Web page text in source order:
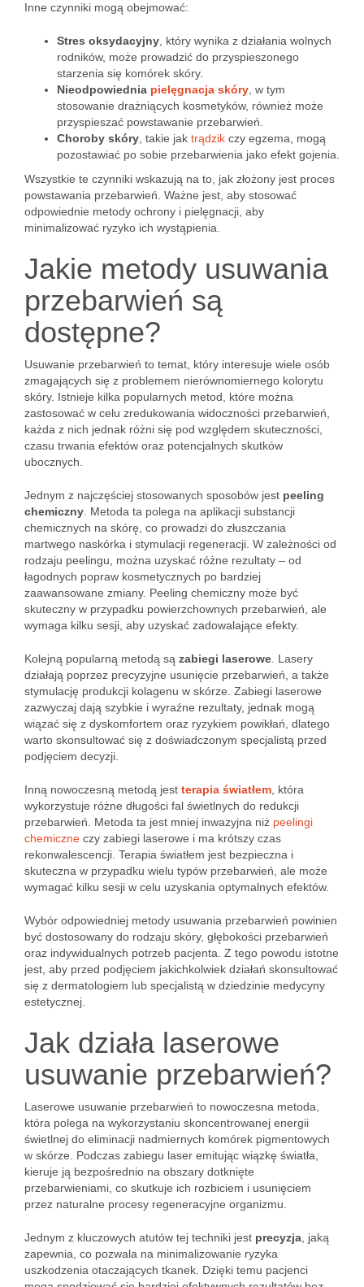
Inne czynniki mogą obejmować:
Stres oksydacyjny , który wynika z działania wolnych
rodników, może prowadzić do przyspieszonego
starzenia się komórek skóry.
Nieodpowiednia pielęgnacja skóry , w tym
stosowanie drażniących kosmetyków, również może
przyspieszać powstawanie przebarwień.
Choroby skóry , takie jak trądzik czy egzema, mogą
pozostawiać po sobie przebarwienia jako efekt gojenia.
Wszystkie te czynniki wskazują na to, jak złożony jest proces
powstawania przebarwień. Ważne jest, aby stosować
odpowiednie metody ochrony i pielęgnacji, aby
minimalizować ryzyko ich wystąpienia.
Jakie metody usuwania
przebarwień są
dostępne?
Usuwanie przebarwień to temat, który interesuje wiele osób
zmagających się z problemem nierównomiernego kolorytu
skóry. Istnieje kilka popularnych metod, które można
zastosować w celu zredukowania widoczności przebarwień,
każda z nich jednak różni się pod względem skuteczności,
czasu trwania efektów oraz potencjalnych skutków
ubocznych.
Jednym z najczęściej stosowanych sposobów jest peeling
chemiczny . Metoda ta polega na aplikacji substancji
chemicznych na skórę, co prowadzi do złuszczania
martwego naskórka i stymulacji regeneracji. W zależności od
rodzaju peelingu, można uzyskać różne rezultaty – od
łagodnych popraw kosmetycznych po bardziej
zaawansowane zmiany. Peeling chemiczny może być
skuteczny w przypadku powierzchownych przebarwień, ale
wymaga kilku sesji, aby uzyskać zadowalające efekty.
Kolejną popularną metodą są zabiegi laserowe . Lasery
działają poprzez precyzyjne usunięcie przebarwień, a także
stymulację produkcji kolagenu w skórze. Zabiegi laserowe
zazwyczaj dają szybkie i wyraźne rezultaty, jednak mogą
wiązać się z dyskomfortem oraz ryzykiem powikłań, dlatego
warto skonsultować się z doświadczonym specjalistą przed
podjęciem decyzji.
Inną nowoczesną metodą jest terapia światłem , która
wykorzystuje różne długości fal świetlnych do redukcji
przebarwień. Metoda ta jest mniej inwazyjna niż peelingi
chemiczne czy zabiegi laserowe i ma krótszy czas
rekonwalescencji. Terapia światłem jest bezpieczna i
skuteczna w przypadku wielu typów przebarwień, ale może
wymagać kilku sesji w celu uzyskania optymalnych efektów.
Wybór odpowiedniej metody usuwania przebarwień powinien
być dostosowany do rodzaju skóry, głębokości przebarwień
oraz indywidualnych potrzeb pacjenta. Z tego powodu istotne
jest, aby przed podjęciem jakichkolwiek działań skonsultować
się z dermatologiem lub specjalistą w dziedzinie medycyny
estetycznej.
Jak działa laserowe
usuwanie przebarwień?
Laserowe usuwanie przebarwień to nowoczesna metoda,
która polega na wykorzystaniu skoncentrowanej energii
świetlnej do eliminacji nadmiernych komórek pigmentowych
w skórze. Podczas zabiegu laser emitując wiązkę światła,
kieruje ją bezpośrednio na obszary dotknięte
przebarwieniami, co skutkuje ich rozbiciem i usunięciem
przez naturalne procesy regeneracyjne organizmu.
Jednym z kluczowych atutów tej techniki jest precyzja , jaką
zapewnia, co pozwala na minimalizowanie ryzyka
uszkodzenia otaczających tkanek. Dzięki temu pacjenci